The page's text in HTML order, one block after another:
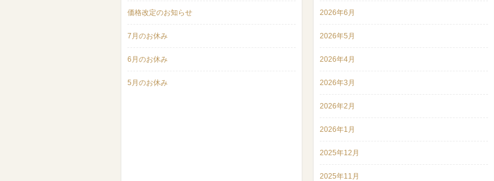
価格改定のお知らせ
7月のお休み
6月のお休み
5月のお休み
2026年6月
2026年5月
2026年4月
2026年3月
2026年2月
2026年1月
2025年12月
2025年11月